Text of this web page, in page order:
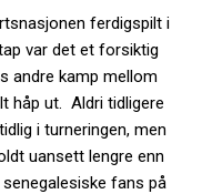
ferdigspilt i
var det et forsiktig
andre kamp mellom
håp ut. Aldri tidligere
i turneringen, men
uansett lengre enn
fans på